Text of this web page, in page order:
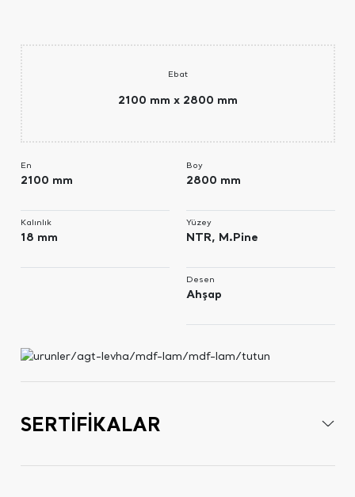
Ebat
2100 mm x 2800 mm
En
2100 mm
Kalınlık
18 mm
Boy
2800 mm
Yüzey
NTR, M.Pine
Desen
Ahşap
SERTİFİKALAR